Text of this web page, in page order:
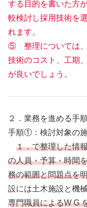
する目的を書いた方
較検討し採用技術を
れます。
⑤ 整理については、
技術のコスト、工期
が良いでしょう。
２．業務を進める手
手順①：検討対象の
１．で整理した情
の人員・予算・時間
務の範囲と問題点を
設には土木施設と機
専門職員によるW G